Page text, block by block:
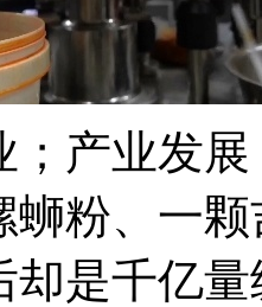
；产业发
蛳粉、一
却是千亿